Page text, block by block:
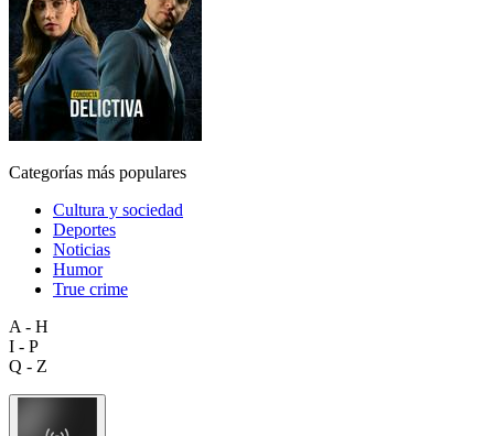
Categorías más populares
Cultura y sociedad
Deportes
Noticias
Humor
True crime
A - H
I - P
Q - Z